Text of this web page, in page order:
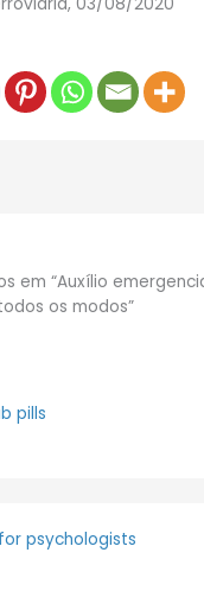
em “Auxílio
os modos”
pills
psychologists